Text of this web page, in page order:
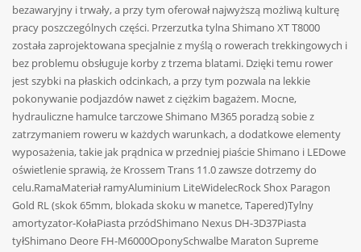
bezawaryjny i trwały, a przy tym oferował najwyższą możliwą kulturę
pracy poszczególnych części. Przerzutka tylna Shimano XT T8000
została zaprojektowana specjalnie z myślą o rowerach trekkingowych i
bez problemu obsługuje korby z trzema blatami. Dzięki temu rower
jest szybki na płaskich odcinkach, a przy tym pozwala na lekkie
pokonywanie podjazdów nawet z ciężkim bagażem. Mocne,
hydrauliczne hamulce tarczowe Shimano M365 poradzą sobie z
zatrzymaniem roweru w każdych warunkach, a dodatkowe elementy
wyposażenia, takie jak prądnica w przedniej piaście Shimano i LEDowe
oświetlenie sprawią, że Krossem Trans 11.0 zawsze dotrzemy do
celu.RamaMateriał ramyAluminium LiteWidelecRock Shox Paragon
Gold RL (skok 65mm, blokada skoku w manetce, Tapered)Tylny
amortyzator-KołaPiasta przódShimano Nexus DH-3D37Piasta
tyłShimano Deore FH-M6000OponySchwalbe Maraton Supreme